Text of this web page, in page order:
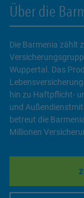
Über die
Die Barmenia zählt
Wuppertal. Das
hin zu Haftpflicht-
und
betreut die
Millionen